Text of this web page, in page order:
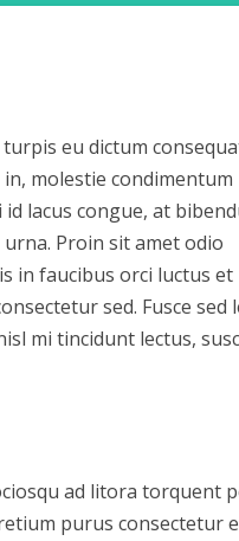
eu dictum
molestie condimentum
lacus congue, at
Proin sit amet odio
in faucibus orci luctus et
sed. Fusce sed
mi tincidunt lectus,
ad litora torquent
purus consectetur